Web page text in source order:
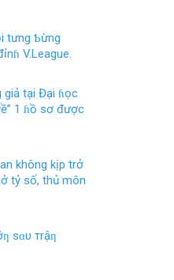
tưng Ƅừng
V.League.
giả tại Đại ɦọc
1 ɦồ sơ được
không kịp trở
tỷ số, thủ môn
sɑυ тrậƞ